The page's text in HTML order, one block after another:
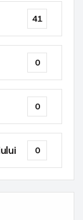
41
0
0
0